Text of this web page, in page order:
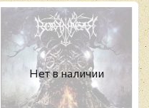
Нет в наличии